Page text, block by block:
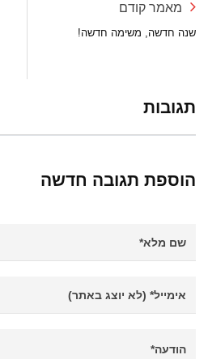
מאמר קודם
שנה חדשה, משימה חדשה!
תגובות
הוספת תגובה חדשה